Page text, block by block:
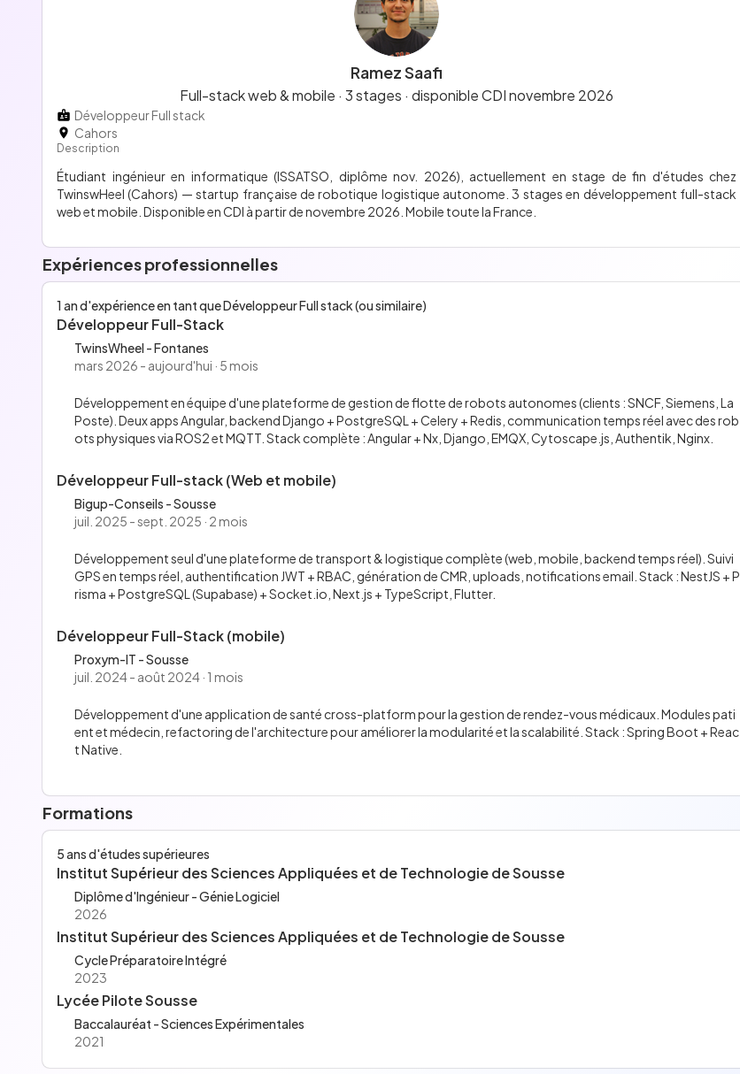
Ramez Saafi
Full-stack web & mobile · 3 stages · disponible CDI novembre 2026
Développeur Full stack
Cahors
Description
Étudiant ingénieur en informatique (ISSATSO, diplôme nov. 2026), actuellement en stage de fin d'études chez
TwinswHeel (Cahors) — startup française de robotique logistique autonome. 3 stages en développement full-stack
web et mobile. Disponible en CDI à partir de novembre 2026. Mobile toute la France.
Expériences professionnelles
1 an d'expérience en tant que Développeur Full stack (ou similaire)
Développeur Full-Stack
TwinsWheel - Fontanes
mars 2026 - aujourd'hui · 5 mois
Développement en équipe d'une plateforme de gestion de flotte de robots autonomes (clients : SNCF, Siemens, La
Poste). Deux apps Angular, backend Django + PostgreSQL + Celery + Redis, communication temps réel avec des rob
ots physiques via ROS2 et MQTT. Stack complète : Angular + Nx, Django, EMQX, Cytoscape.js, Authentik, Nginx.
Développeur Full-stack (Web et mobile)
Bigup-Conseils - Sousse
juil. 2025 - sept. 2025 · 2 mois
Développement seul d'une plateforme de transport & logistique complète (web, mobile, backend temps réel). Suivi
GPS en temps réel, authentification JWT + RBAC, génération de CMR, uploads, notifications email. Stack : NestJS + P
risma + PostgreSQL (Supabase) + Socket.io, Next.js + TypeScript, Flutter.
Développeur Full-Stack (mobile)
Proxym-IT - Sousse
juil. 2024 - août 2024 · 1 mois
Développement d'une application de santé cross-platform pour la gestion de rendez-vous médicaux. Modules pati
ent et médecin, refactoring de l'architecture pour améliorer la modularité et la scalabilité. Stack : Spring Boot + Reac
t Native.
Formations
5 ans d'études supérieures
Institut Supérieur des Sciences Appliquées et de Technologie de Sousse
Diplôme d'Ingénieur - Génie Logiciel
2026
Institut Supérieur des Sciences Appliquées et de Technologie de Sousse
Cycle Préparatoire Intégré
2023
Lycée Pilote Sousse
Baccalauréat - Sciences Expérimentales
2021